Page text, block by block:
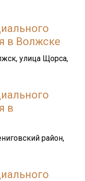
в Волжске
улица Щорса,
в
район,